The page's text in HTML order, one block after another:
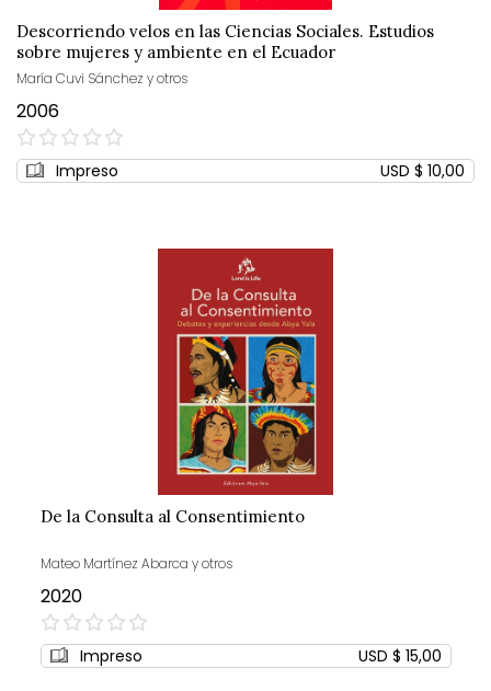
Descorriendo velos en las Ciencias Sociales. Estudios
sobre mujeres y ambiente en el Ecuador
María Cuvi Sánchez y otros
2006
0%
Impreso USD $ 10,00
De la Consulta al Consentimiento
Mateo Martínez Abarca y otros
2020
0%
Impreso USD $ 15,00